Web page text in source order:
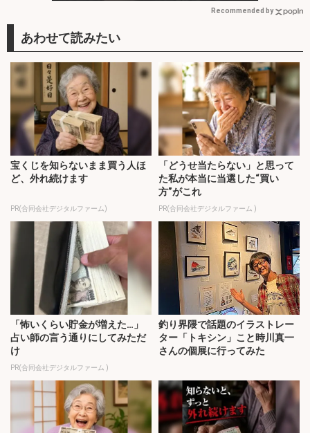
Recommended by
宝くじを知らないまま買う人ほ
ど、外れ続けます
PR(合同会社デジタルファーム)
「どうせ当たらない」と思って
た私が本当に当選した“買い
方”がこれ
PR(合同会社デジタルファーム )
「怖いくらい貯金が増えた…」
占い師の言う通りにしてみただ
け
PR(合同会社デジタルファーム )
釣り界隈で話題のイラストレー
ター「トキシン」こと時川真一
さんの個展に行ってみた